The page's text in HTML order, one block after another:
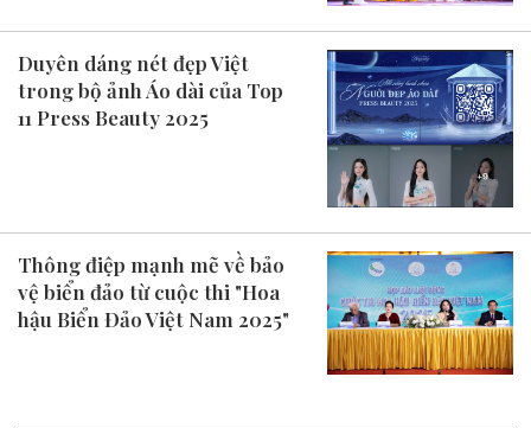
Duyên dáng nét đẹp Việt
trong bộ ảnh Áo dài của Top
11 Press Beauty 2025
Thông điệp mạnh mẽ về bảo
vệ biển đảo từ cuộc thi "Hoa
hậu Biển Đảo Việt Nam 2025"